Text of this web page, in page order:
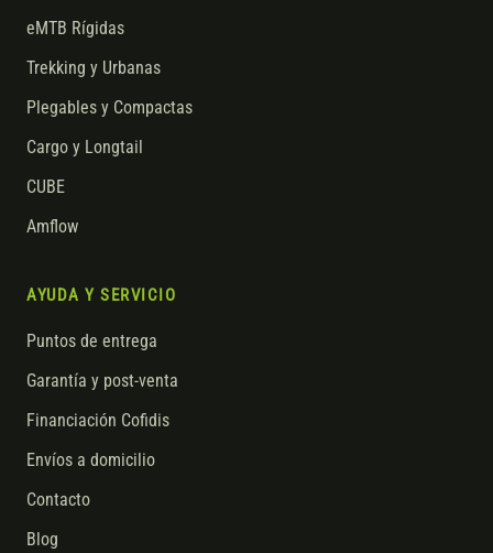
eMTB Rígidas
Trekking y Urbanas
Plegables y Compactas
Cargo y Longtail
CUBE
Amflow
AYUDA Y SERVICIO
Puntos de entrega
Garantía y post-venta
Financiación Cofidis
Envíos a domicilio
Contacto
Blog